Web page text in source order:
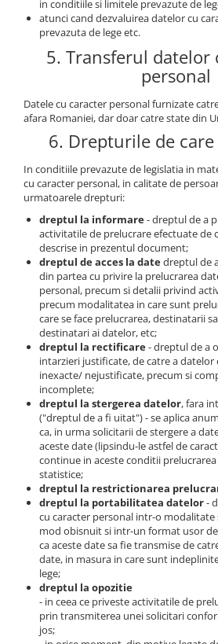
in conditiile si limitele prevazute de
atunci cand dezvaluirea datelor cu
prevazuta de lege etc.
5. Transferul datelor
personal
Datele cu caracter personal furnizate
afara Romaniei, dar doar catre state din
6. Drepturile de
In conditiile prevazute de legislatia in
cu caracter personal, in calitate de
urmatoarele drepturi:
dreptul la informare- dreptul de a
activitatile de prelucrare efectuate de
descrise in prezentul document;
dreptul de acces la datedreptul de
din partea cu privire la prelucrarea
personal, precum si detalii privind
precum modalitatea in care sunt
care se face prelucrarea, destinatarii
destinatari ai datelor, etc;
dreptul la rectificare- dreptul de a
intarzieri justificate, de catre a datelor
inexacte/ nejustificate, precum si
incomplete;
dreptul la stergerea datelor, fara
("dreptul de a fi uitat") - se aplica
ca, in urma solicitarii de stergere a
aceste date (lipsindu-le astfel de
continue in aceste conditii
statistice;
dreptul la restrictionarea
dreptul la portabilitatea datelor-
cu caracter personal intr-o
mod obisnuit si intr-un format usor
ca aceste date sa fie transmise de
date, in masura in care sunt
lege;
dreptul la opozitie
- in ceea ce priveste activitatile de
prin transmiterea unei solicitari
jos;